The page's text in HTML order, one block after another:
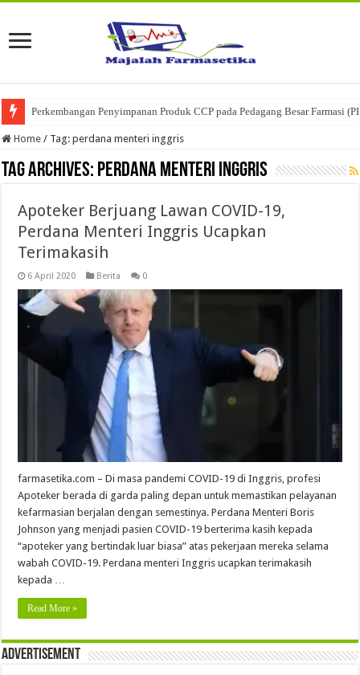
Perkembangan Penyimpanan Produk CCP pada Pedagang Besar Farmasi
Home / Tag:perdana menteri inggris
Tag Archives: perdana menteri inggris
Apoteker Berjuang Lawan COVID-19,
Perdana Menteri Inggris Ucapkan
Terimakasih
6 April 2020 Berita 0
farmasetika.com – Di masa pandemi COVID-19 di Inggris, profesi
Apoteker berada di garda paling depan untuk memastikan pelayanan
kefarmasian berjalan dengan semestinya. Perdana Menteri Boris
Johnson yang menjadi pasien COVID-19 berterima kasih kepada
“apoteker yang bertindak luar biasa” atas pekerjaan mereka selama
wabah COVID-19. Perdana menteri Inggris ucapkan terimakasih
kepada …
Read More »
Advertisement